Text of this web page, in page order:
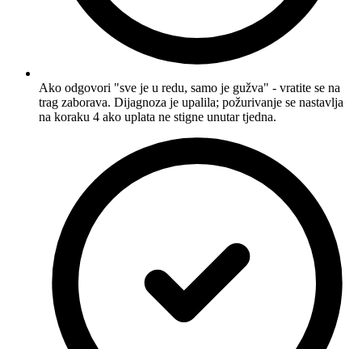
Ako odgovori "sve je u redu, samo je gužva" - vratite se na
trag zaborava. Dijagnoza je upalila; požurivanje se nastavlja
na koraku 4 ako uplata ne stigne unutar tjedna.